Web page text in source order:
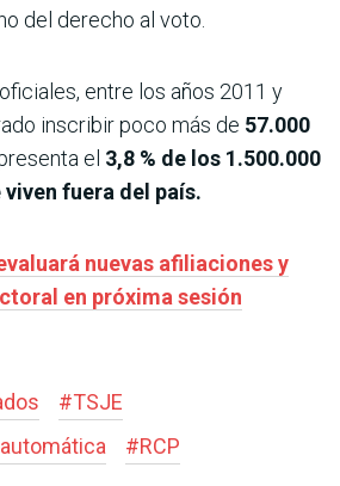
del derecho al voto.
entre los años 2011 y
inscribir poco más de 57.000
el 3,8 % de los 1.500.000
fuera del país.
nuevas afiliaciones y
en próxima sesión
#TSJE
#RCP